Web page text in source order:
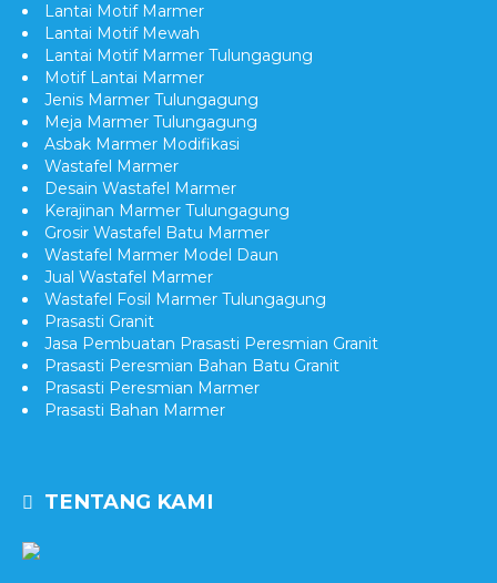
Lantai Motif Marmer
Lantai Motif Mewah
Lantai Motif Marmer Tulungagung
Motif Lantai Marmer
Jenis Marmer Tulungagung
Meja Marmer Tulungagung
Asbak Marmer Modifikasi
Wastafel Marmer
Desain Wastafel Marmer
Kerajinan Marmer Tulungagung
Grosir Wastafel Batu Marmer
Wastafel Marmer Model Daun
Jual Wastafel Marmer
Wastafel Fosil Marmer Tulungagung
Prasasti Granit
Jasa Pembuatan Prasasti Peresmian Granit
Prasasti Peresmian Bahan Batu Granit
Prasasti Peresmian Marmer
Prasasti Bahan Marmer
TENTANG KAMI